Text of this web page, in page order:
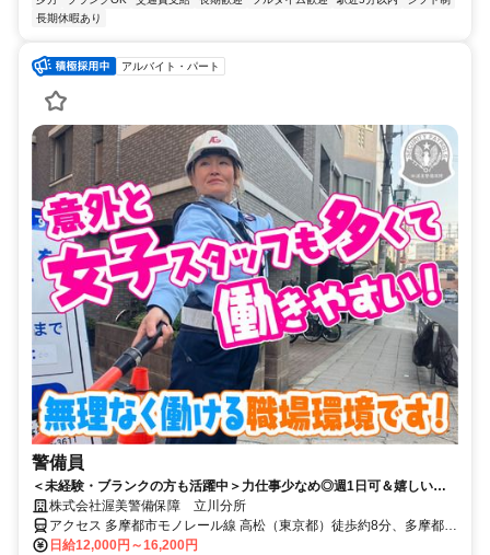
長期休暇あり
アルバイト・パート
警備員
＜未経験・ブランクの方も活躍中＞力仕事少なめ◎週1日可＆嬉しい日
給日払い♪入社祝い金3万円支給◎
株式会社渥美警備保障 立川分所
アクセス 多摩都市モノレール線 高松（東京都）徒歩約8分、多摩都市
モノレール線 立飛南側改札口徒歩約11分、多摩都市モノレール線 泉
日給12,000円～16,200円